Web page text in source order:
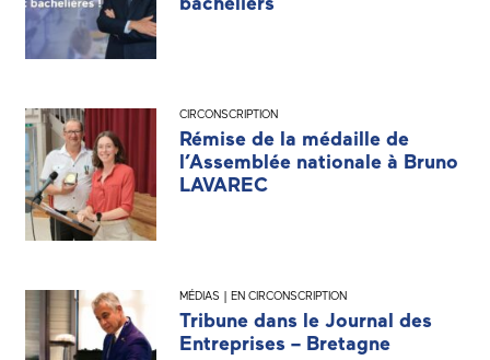
CIRCONSCRIPTION
Rémise de la médaille de
l’Assemblée nationale à Bruno
LAVAREC
MÉDIAS | EN CIRCONSCRIPTION
Tribune dans le Journal des
Entreprises – Bretagne